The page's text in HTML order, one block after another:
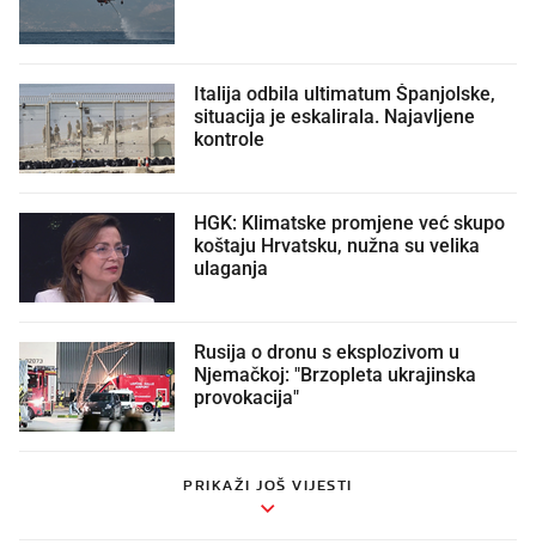
Italija odbila ultimatum Španjolske,
situacija je eskalirala. Najavljene
kontrole
HGK: Klimatske promjene već skupo
koštaju Hrvatsku, nužna su velika
ulaganja
Rusija o dronu s eksplozivom u
Njemačkoj: "Brzopleta ukrajinska
provokacija"
PRIKAŽI JOŠ VIJESTI